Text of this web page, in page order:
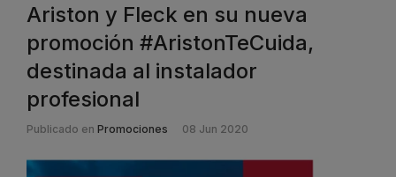
Ariston y Fleck en su nueva
promoción #AristonTeCuida,
destinada al instalador
profesional
Publicado en Promociones 08 Jun 2020